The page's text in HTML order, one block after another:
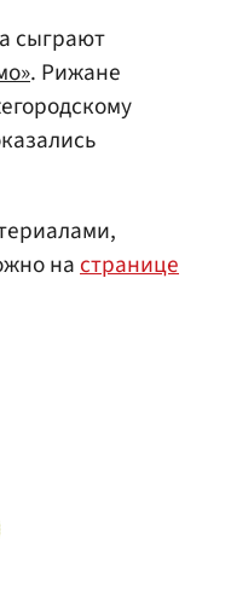
сыграют
. Рижане
настранице